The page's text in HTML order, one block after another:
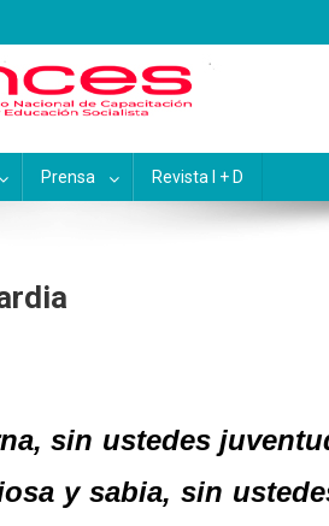
Prensa Revista I + D
sin ustedes
y sabia, sin